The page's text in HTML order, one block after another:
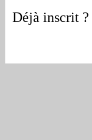
Déjà inscrit ?